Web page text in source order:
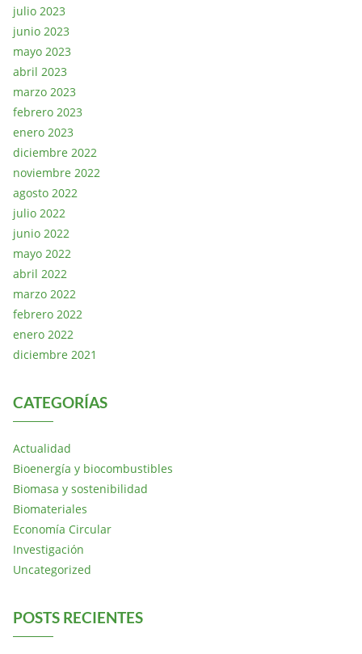
julio 2023
junio 2023
mayo 2023
abril 2023
marzo 2023
febrero 2023
enero 2023
diciembre 2022
noviembre 2022
agosto 2022
julio 2022
junio 2022
mayo 2022
abril 2022
marzo 2022
febrero 2022
enero 2022
diciembre 2021
CATEGORÍAS
Actualidad
Bioenergía y biocombustibles
Biomasa y sostenibilidad
Biomateriales
Economía Circular
Investigación
Uncategorized
POSTS RECIENTES